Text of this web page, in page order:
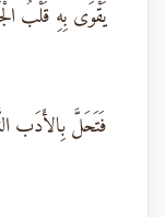
يَقْوَى بِهِ قَلْبُ
فَتَحَلَّ بِالأَدَب